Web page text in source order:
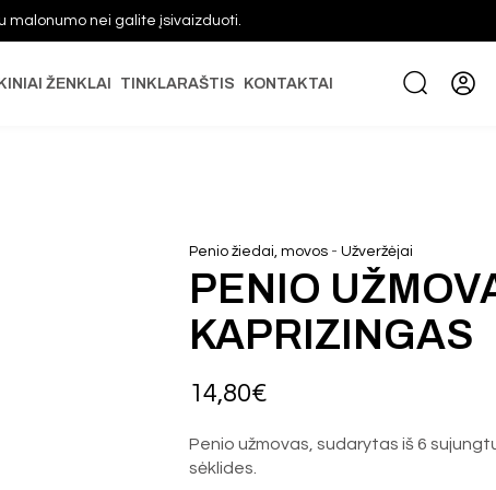
malonumo nei galite įsivaizduoti.
ŽENKLAI TINKLARAŠTIS KONTAKTAI
Penio žiedai, movos -Užveržėjai
PENIO
KAPRIZINGAS
14,80€
Penio užmovas, sudarytas iš 6
sėklides.